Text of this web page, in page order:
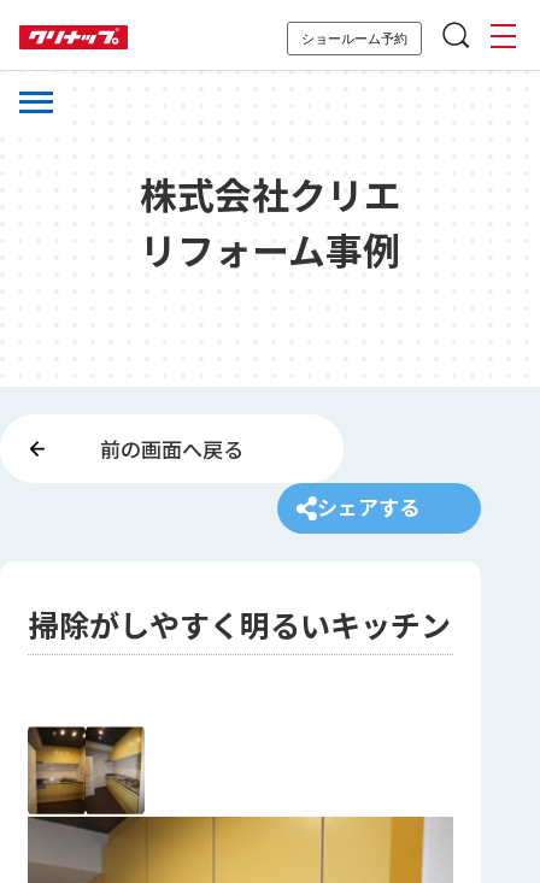
ショールーム予約
株式会社クリエ
リフォーム事例
前の画面へ戻る
シェアする
掃除がしやすく明るいキッチン